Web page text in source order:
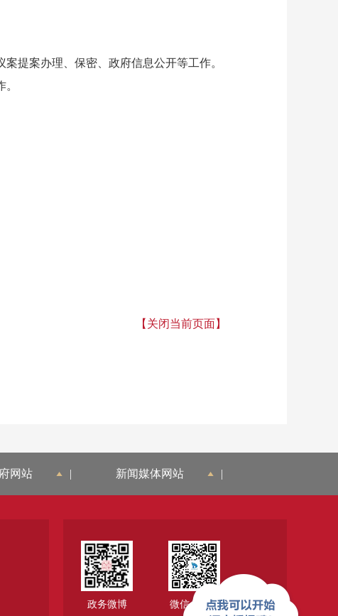
提案办理、保密、政府信息公开等工作。
【关闭当前页面】
网站 | 新闻媒体网站 |
政务微博 微信公众号